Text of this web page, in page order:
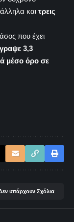
και τρεις
που έχει
3,3
μέσο όρο σε
υπάρχουν Σχόλια